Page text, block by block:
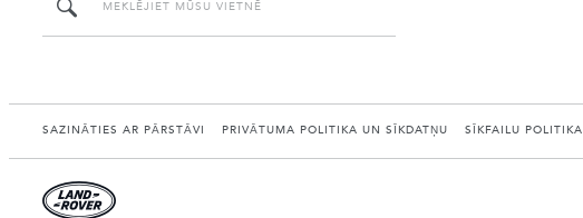
SAZINĀTIES AR PĀRSTĀVI PRIVĀTUMA POLITIKA UN SĪKDATŅU SĪKFAILU POLITIKA